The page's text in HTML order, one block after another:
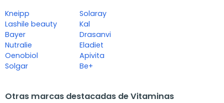
Kneipp
Lashile beauty
Bayer
Nutralie
Oenobiol
Solgar
Solaray
Kal
Drasanvi
Eladiet
Apivita
Be+
Otras marcas destacadas de Vitaminas